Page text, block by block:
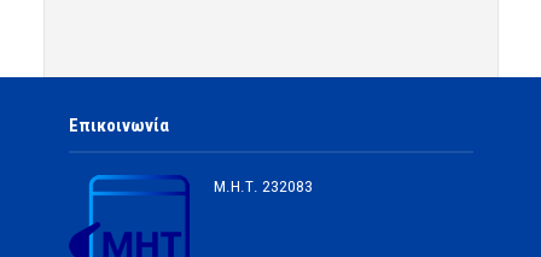
Επικοινωνία
Μ.Η.Τ. 232083